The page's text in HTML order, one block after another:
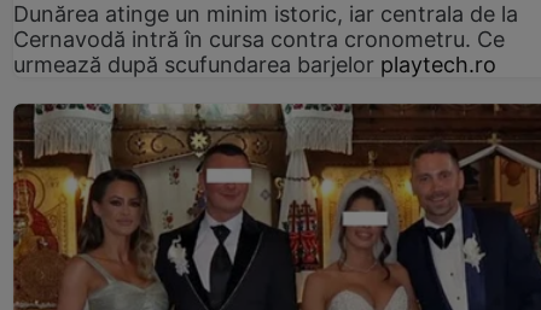
Dunărea atinge un minim istoric, iar centrala de la
Cernavodă intră în cursa contra cronometru. Ce
urmează după scufundarea barjelor playtech.ro